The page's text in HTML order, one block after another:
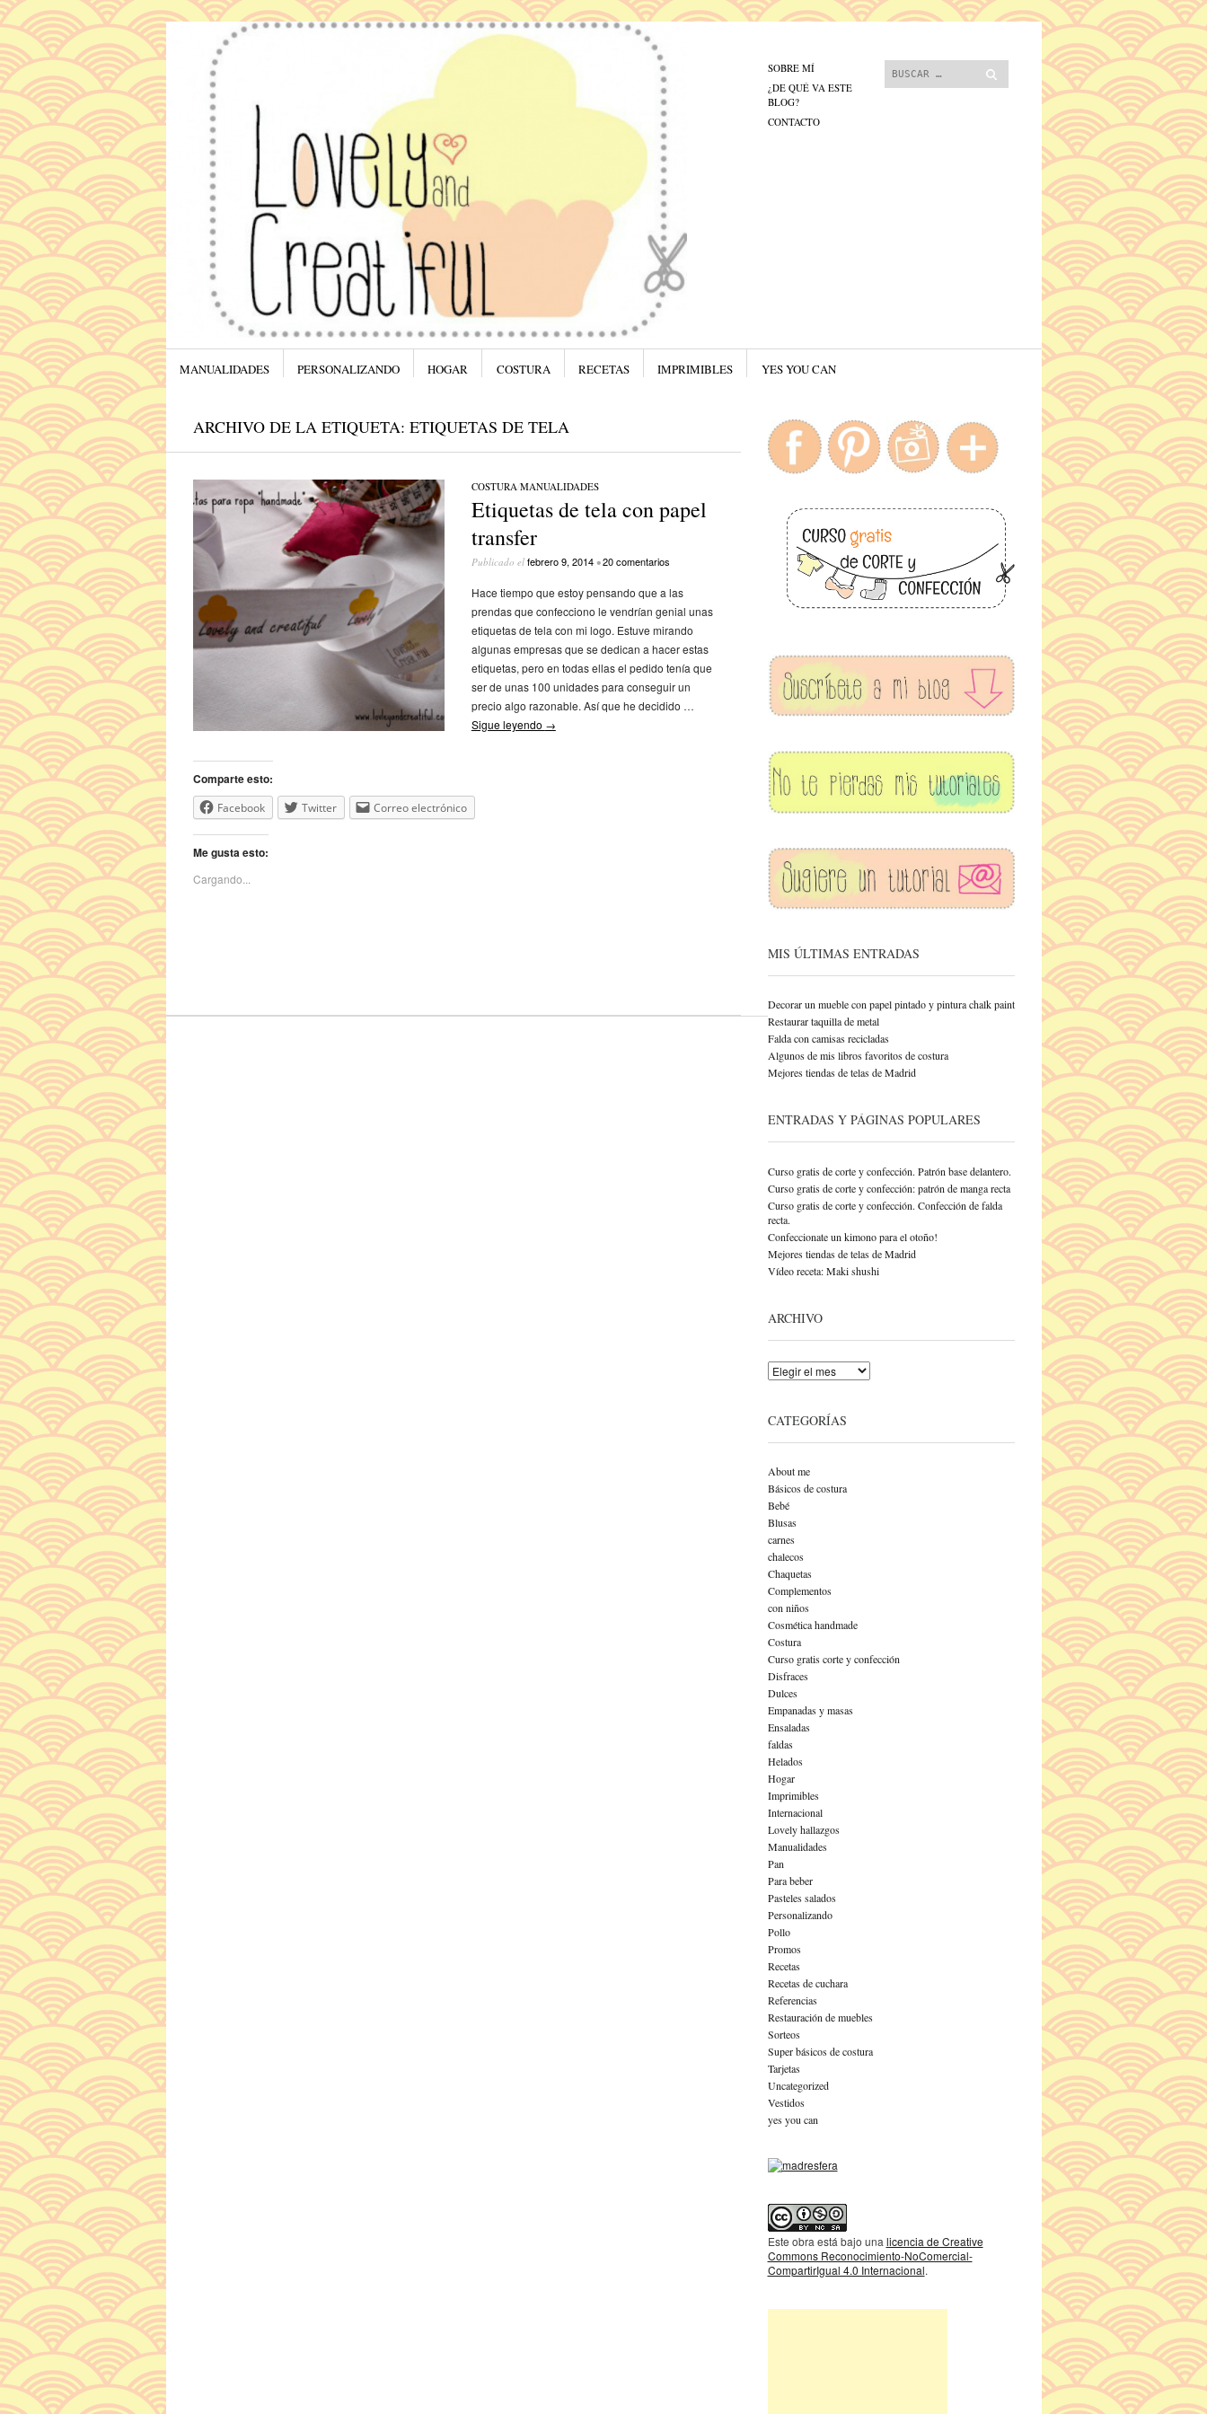
Buscar
SOBRE MÍ
¿DE QUÉ VA ESTE
BLOG?
CONTACTO
Menú
SALTAR AL CONTENIDO.
MANUALIDADES PERSONALIZANDO HOGAR COSTURA RECETAS IMPRIMIBLES YES YOU CAN
ARCHIVO DE LA ETIQUETA: ETIQUETAS DE TELA
COSTURA/MANUALIDADES
Etiquetas de tela con papel
transfer
Publicado el febrero 9, 2014 •20 comentarios
Hace tiempo que estoy pensando que a las
prendas que confecciono le vendrían genial unas
etiquetas de tela con mi logo. Estuve mirando
algunas empresas que se dedican a hacer estas
etiquetas, pero en todas ellas el pedido tenía que
ser de unas 100 unidades para conseguir un
precio algo razonable. Así que he decidido …
Sigue leyendo →
Comparte esto:
Facebook Twitter Correo electrónico
Me gusta esto:
Cargando...
MIS ÚLTIMAS ENTRADAS
Decorar un mueble con papel pintado y pintura chalk paint
Restaurar taquilla de metal
Falda con camisas recicladas
Algunos de mis libros favoritos de costura
Mejores tiendas de telas de Madrid
ENTRADAS Y PÁGINAS POPULARES
Curso gratis de corte y confección. Patrón base delantero.
Curso gratis de corte y confección: patrón de manga recta
Curso gratis de corte y confección. Confección de falda
recta.
Confeccionate un kimono para el otoño!
Mejores tiendas de telas de Madrid
Vídeo receta: Maki shushi
ARCHIVO
Archivo
CATEGORÍAS
About me
Básicos de costura
Bebé
Blusas
carnes
chalecos
Chaquetas
Complementos
con niños
Cosmética handmade
Costura
Curso gratis corte y confección
Disfraces
Dulces
Empanadas y masas
Ensaladas
faldas
Helados
Hogar
Imprimibles
Internacional
Lovely hallazgos
Manualidades
Pan
Para beber
Pasteles salados
Personalizando
Pollo
Promos
Recetas
Recetas de cuchara
Referencias
Restauración de muebles
Sorteos
Super básicos de costura
Tarjetas
Uncategorized
Vestidos
yes you can
Este obra está bajo una licencia de Creative
Commons Reconocimiento-NoComercial-
CompartirIgual 4.0 Internacional.